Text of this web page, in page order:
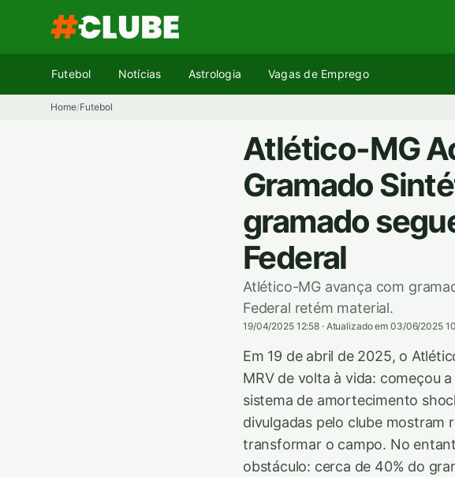
conteúdo
Futebol Notícias Astrologia Vagas de Emprego
Home/Futebol
Atlético-MG
Gramado
gramado
Federal
Atlético-MG avança com
Federal retém material.
19/04/2025 12:58 · Atualizado em 03/06/2025
Em 19 de abril de 2025, o
MRV de volta à vida: começou
sistema de amortecimento
divulgadas pelo clube mostram
transformar o campo. No
obstáculo: cerca de 40% do